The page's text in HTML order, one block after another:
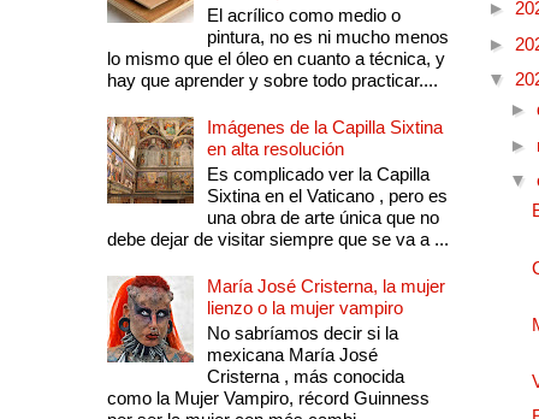
El acrílico como medio o
pintura, no es ni mucho menos
lo mismo que el óleo en cuanto a técnica, y
hay que aprender y sobre todo practicar....
Imágenes de la Capilla Sixtina
en alta resolución
Es complicado ver la Capilla
Sixtina en el Vaticano , pero es
una obra de arte única que no
debe dejar de visitar siempre que se va a ...
María José Cristerna, la mujer
lienzo o la mujer vampiro
No sabríamos decir si la
mexicana María José
Cristerna , más conocida
como la Mujer Vampiro, récord Guinness
►
►
▼
►
►
▼